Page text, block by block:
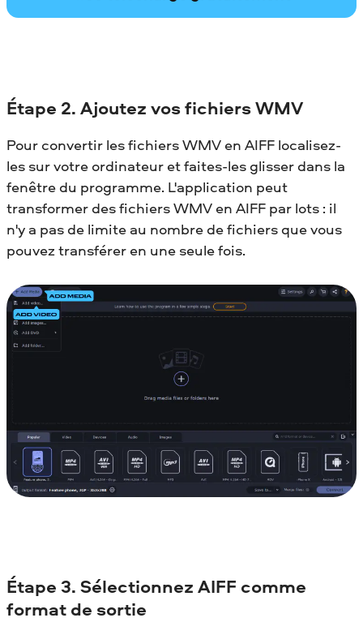
Étape 2. Ajoutez vos fichiers WMV
Pour convertir les fichiers WMV en AIFF localisez-
les sur votre ordinateur et faites-les glisser dans la
fenêtre du programme. L'application peut
transformer des fichiers WMV en AIFF par lots : il
n'y a pas de limite au nombre de fichiers que vous
pouvez transférer en une seule fois.
Étape 3. Sélectionnez AIFF comme
format de sortie